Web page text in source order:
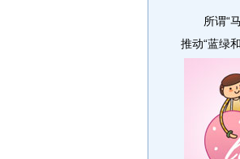
所谓“马
推动“蓝绿